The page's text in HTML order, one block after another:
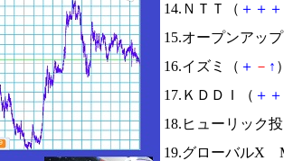
14.ＮＴＴ（ ＋ ＋ ＋
15.オープンアッ
16.イズミ（ ＋ － ↑
17.ＫＤＤＩ（ ＋ ＋
18.ヒューリック
19.グローバルX